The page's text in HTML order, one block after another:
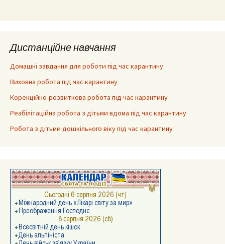
Дистанційне навчання
Домашні завдання для роботи під час карантину
Виховна робота під час карантину
Корекційно-розвиткова робота під час карантину
Реабілітаційна робота з дітьми вдома під час карантину
Робота з дітьми дошкільного віку під час карантину